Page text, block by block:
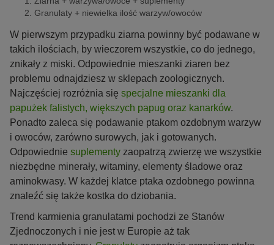
Granulaty + niewielka ilość warzyw/owoców
W pierwszym przypadku ziarna powinny być podawane w
takich ilościach, by wieczorem wszystkie, co do jednego,
znikały z miski. Odpowiednie mieszanki ziaren bez
problemu odnajdziesz w sklepach zoologicznych.
Najczęściej rozróżnia się specjalne mieszanki dla
papużek falistych, większych papug oraz kanarków.
Ponadto zaleca się podawanie ptakom ozdobnym warzyw
i owoców, zarówno surowych, jak i gotowanych.
Odpowiednie suplementy zaopatrzą zwierzę we wszystkie
niezbędne minerały, witaminy, elementy śladowe oraz
aminokwasy. W każdej klatce ptaka ozdobnego powinna
znaleźć się także kostka do dziobania.
Trend karmienia granulatami pochodzi ze Stanów
Zjednoczonych i nie jest w Europie aż tak